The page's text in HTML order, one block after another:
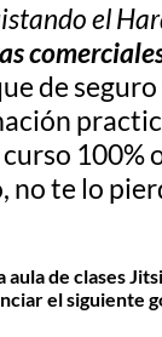
el
de
100%
no te lo
de clases
el siguiente